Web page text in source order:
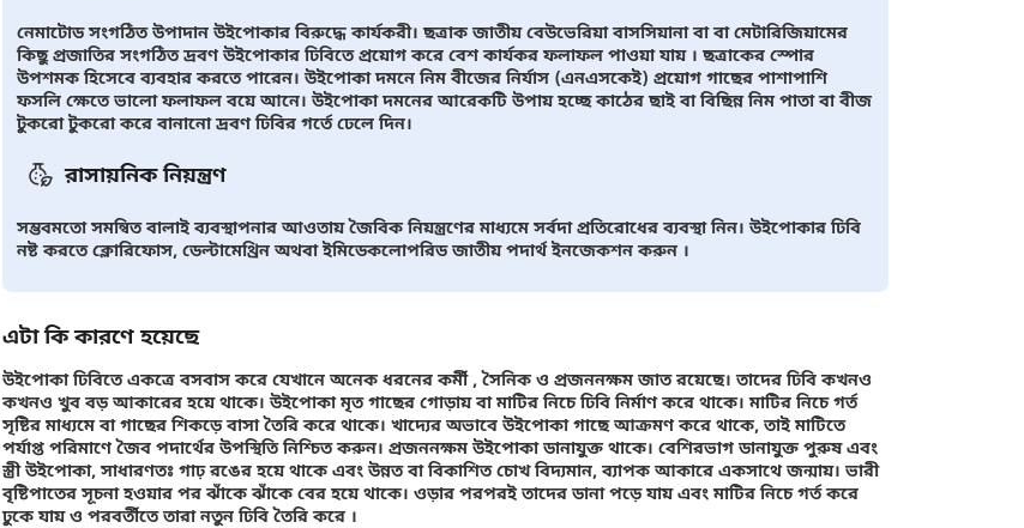
নেমাটোড সংগঠিত উপাদান উইপোকার বিরুদ্ধে কার্যকরী। ছত্রাক জাতীয় বেউভেরিয়া বাসসিয়ানা বা বা মেটারিজিয়ামের
কিছু প্রজাতির সংগঠিত দ্রবণ উইপোকার ঢিবিতে প্রয়োগ করে বেশ কার্যকর ফলাফল পাওয়া যায় । ছত্রাকের স্পোর
উপশমক হিসেবে ব্যবহার করতে পারেন। উইপোকা দমনে নিম বীজের নির্যাস (এনএসকেই) প্রয়োগ গাছের পাশাপাশি
ফসলি ক্ষেতে ভালো ফলাফল বয়ে আনে। উইপোকা দমনের আরেকটি উপায় হচ্ছে কাঠের ছাই বা বিছিন্ন নিম পাতা বা বীজ
টুকরো টুকরো করে বানানো দ্রবণ ঢিবির গর্তে ঢেলে দিন।
রাসায়নিক নিয়ন্ত্রণ
সম্ভবমতো সমন্বিত বালাই ব্যবস্থাপনার আওতায় জৈবিক নিয়ন্ত্রণের মাধ্যমে সর্বদা প্রতিরোধের ব্যবস্থা নিন। উইপোকার ঢিবি
নষ্ট করতে ক্লোরিফোস, ডেল্টামেথ্রিন অথবা ইমিডেকলোপরিড জাতীয় পদার্থ ইনজেকশন করুন ।
এটা কি কারণে হয়েছে
উইপোকা ঢিবিতে একত্রে বসবাস করে যেখানে অনেক ধরনের কর্মী , সৈনিক ও প্রজননক্ষম জাত রয়েছে। তাদের ঢিবি কখনও
কখনও খুব বড় আকারের হয়ে থাকে। উইপোকা মৃত গাছের গোড়ায় বা মাটির নিচে ঢিবি নির্মাণ করে থাকে। মাটির নিচে গর্ত
সৃষ্টির মাধ্যমে বা গাছের শিকড়ে বাসা তৈরি করে থাকে। খাদ্যের অভাবে উইপোকা গাছে আক্রমণ করে থাকে, তাই মাটিতে
পর্যাপ্ত পরিমাণে জৈব পদার্থের উপস্থিতি নিশ্চিত করুন। প্রজননক্ষম উইপোকা ডানাযুক্ত থাকে। বেশিরভাগ ডানাযুক্ত পুরুষ এবং
স্ত্রী উইপোকা, সাধারণতঃ গাঢ় রঙের হয়ে থাকে এবং উন্নত বা বিকাশিত চোখ বিদ্যমান, ব্যাপক আকারে একসাথে জন্মায়। ভারী
বৃষ্টিপাতের সূচনা হওয়ার পর ঝাঁকে ঝাঁকে বের হয়ে থাকে। ওড়ার পরপরই তাদের ডানা পড়ে যায় এবং মাটির নিচে গর্ত করে
ঢুকে যায় ও পরবর্তীতে তারা নতুন ঢিবি তৈরি করে ।